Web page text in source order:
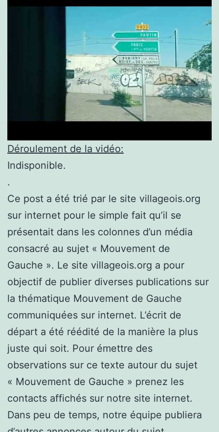
Déroulement de la vidéo:
Indisponible.
.
Ce post a été trié par le site villageois.org
sur internet pour le simple fait qu’il se
présentait dans les colonnes d’un média
consacré au sujet « Mouvement de
Gauche ». Le site villageois.org a pour
objectif de publier diverses publications sur
la thématique Mouvement de Gauche
communiquées sur internet. L’écrit de
départ a été réédité de la manière la plus
juste qui soit. Pour émettre des
observations sur ce texte autour du sujet
« Mouvement de Gauche » prenez les
contacts affichés sur notre site internet.
Dans peu de temps, notre équipe publiera